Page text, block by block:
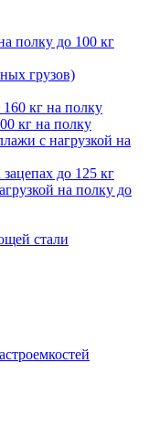
полку до 100 кг
грузов)
кг на полку
кг на полку
с нагрузкой на
до 125 кг
на полку до
стали